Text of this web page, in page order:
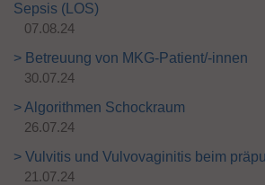
Sepsis (LOS)
07.08.24
> Betreuung von MKG-Patient/-innen
30.07.24
> Algorithmen Schockraum
26.07.24
> Vulvitis und Vulvovaginitis beim
21.07.24